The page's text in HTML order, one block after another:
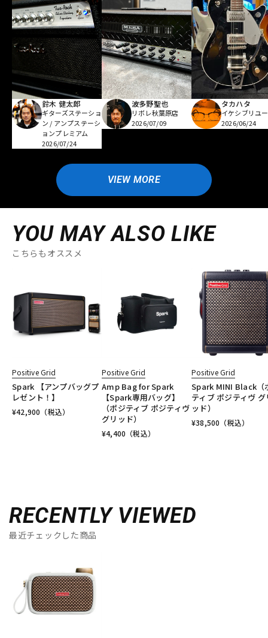
鈴木 健太郎
ギターズステーショ
ン / アンプステーシ
ョンプレミアム
2026/07/24
波多野聖也
リボレ秋葉原店
2026/07/09
タカハタ
イケシブリユ
2026/06/24
VIEW MORE
YOU MAY ALSO LIKE
こちらもオススメ
Positive Grid
Spark 【アンプバッグプ
レゼント！】
¥42,900 （税込）
Positive Grid
Amp Bag for Spark
【Spark専用バッグ】
（ポジティブ ポジティヴ
グリッド）
¥4,400 （税込）
Positive Grid
Spark MINI Black（
ティブ ポジティヴ グ
ッド）
¥38,500 （税込）
RECENTLY VIEWED
最近チェックした商品